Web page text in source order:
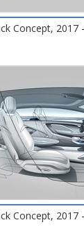
Concept, 2017
Concept, 2017